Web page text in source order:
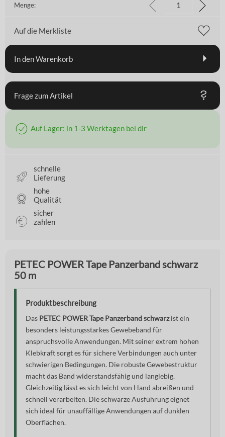
Menge:
Auf die Merkliste
In den Warenkorb
Frage zum Artikel
Auf Lager: in 1-3 Werktagen bei dir
schnelle
Lieferung
hohe
Qualität
sicher
zahlen
PETEC POWER Tape Panzerband schwarz
50 m
Produktbeschreibung
Das PETEC POWER Tape Panzerband schwarzist ein
besonders leistungsstarkes Gewebeband für
anspruchsvolle Anwendungen. Mit seiner extrem hohen
Klebkraft sorgt es für sichere Verbindungen auch unter
schwierigen Bedingungen. Die robuste Gewebestruktur
macht das Band widerstandsfähig und langlebig.
Gleichzeitig lässt es sich leicht von Hand abreißen und
schnell verarbeiten. Die schwarze Ausführung eignet
sich ideal für unauffällige Anwendungen auf dunklen
Oberflächen.